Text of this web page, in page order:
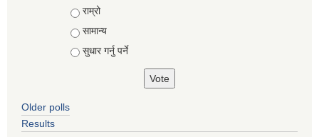
राम्रो
सामान्य
सुधार गर्नु पर्ने
Older polls
Results